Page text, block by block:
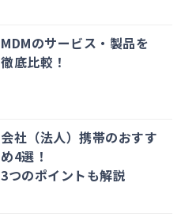
MDMのサービス・製品を
徹底比較！
会社（法人）携帯のおすす
め4選！
3つのポイントも解説